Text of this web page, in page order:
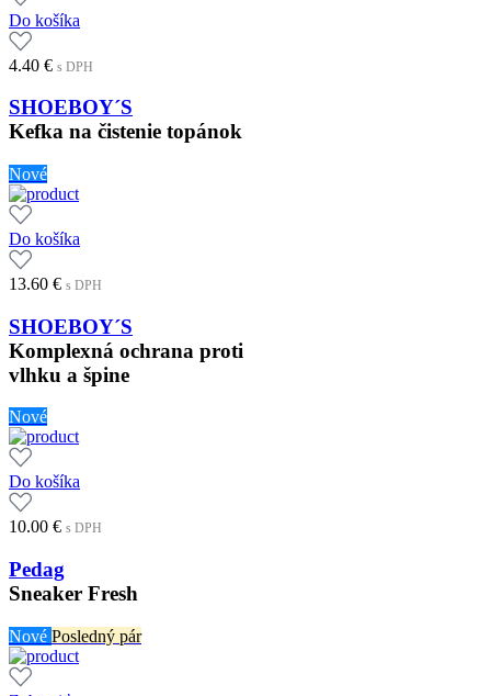
Do košíka
4.40 € s DPH
SHOEBOY´S
Kefka na čistenie topánok
Nové
Do košíka
13.60 € s DPH
SHOEBOY´S
Komplexná ochrana proti
vlhku a špine
Nové
Do košíka
10.00 € s DPH
Pedag
Sneaker Fresh
Nové Posledný pár